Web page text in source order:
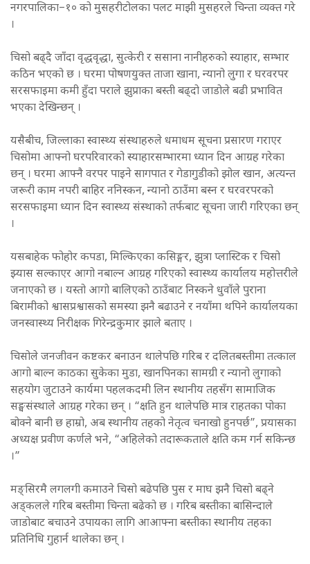
नगरपालिका–१० को मुसहरीटोलका पलट माझी मुसहरले चिन्ता व्यक्त गरे
।
चिसो बढ्दै जाँदा वृद्धवृद्धा, सुत्केरी र ससाना नानीहरुको स्याहार, सम्भार
कठिन भएको छ । घरमा पोषणयुक्त ताजा खाना, न्यानो लुगा र घरवरपर
सरसफाइमा कमी हुँदा पराले झुप्राका बस्ती बढ्दो जाडोले बढी प्रभावित
भएका देखिन्छन् ।
यसैबीच, जिल्लाका स्वास्थ्य संस्थाहरुले धमाधम सूचना प्रसारण गराएर
चिसोमा आफ्नो घरपरिवारको स्याहारसम्भारमा ध्यान दिन आग्रह गरेका
छन् । घरमा आफ्नै वरपर पाइने सागपात र गेडागुडीको झोल खान, अत्यन्त
जरूरी काम नपरी बाहिर ननिस्कन, न्यानो ठाउँमा बस्न र घरवरपरको
सरसफाइमा ध्यान दिन स्वास्थ्य संस्थाको तर्फबाट सूचना जारी गरिएका छन्
।
यसबाहेक फोहोर कपडा, मिल्किएका कसिङ्गर, झुत्रा प्लास्टिक र चिसो
झ्यास सल्काएर आगो नबाल्न आग्रह गरिएको स्वास्थ्य कार्यालय महोत्तरीले
जनाएको छ । यस्तो आगो बालिएको ठाउँबाट निस्कने धुवाँले पुराना
बिरामीको श्वासप्रश्वासको समस्या झनै बढाउने र नयाँमा थपिने कार्यालयका
जनस्वास्थ्य निरीक्षक गिरेन्द्रकुमार झाले बताए ।
चिसोले जनजीवन कष्टकर बनाउन थालेपछि गरिब र दलितबस्तीमा तत्काल
आगो बाल्न काठका सुकेका मुडा, खानपिनका सामग्री र न्यानो लुगाको
सहयोग जुटाउने कार्यमा पहलकदमी लिन स्थानीय तहसँग सामाजिक
सङ्घसंस्थाले आग्रह गरेका छन् । “क्षति हुन थालेपछि मात्र राहतका पोका
बोक्ने बानी छ हाम्रो, अब स्थानीय तहको नेतृत्व चनाखो हुनपर्छ”, प्रयासका
अध्यक्ष प्रवीण कर्णले भने, “अहिलेको तदारूकताले क्षति कम गर्न सकिन्छ
।”
मङ्सिरमै लगलगी कमाउने चिसो बढेपछि पुस र माघ झनै चिसो बढ्ने
अड्कलले गरिब बस्तीमा चिन्ता बढेको छ । गरिब बस्तीका बासिन्दाले
जाडोबाट बचाउने उपायका लागि आआफ्ना बस्तीका स्थानीय तहका
प्रतिनिधि गुहार्न थालेका छन् ।